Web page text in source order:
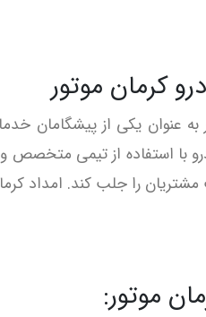
کرمان موتور
به عنوان یکی از پیشگامان
با استفاده از تیمی متخصص و
کرمان موتور به‌طور ۲۴ ساعته آماده پاسخگویی و
موتور: